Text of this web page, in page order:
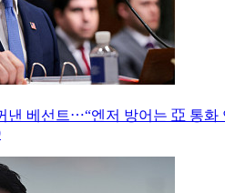
낸 베선트⋯“엔저 방어는 亞 통화